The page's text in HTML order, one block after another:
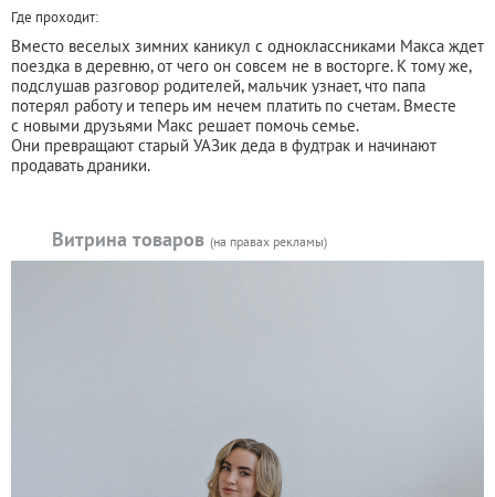
Где проходит:
Вместо веселых зимних каникул с одноклассниками Макса ждет
поездка в деревню, от чего он совсем не в восторге. К тому же,
подслушав разговор родителей, мальчик узнает, что папа
потерял работу и теперь им нечем платить по счетам. Вместе
с новыми друзьями Макс решает помочь семье.
Они превращают старый УАЗик деда в фудтрак и начинают
продавать драники.
Витрина товаров (на правах рекламы)